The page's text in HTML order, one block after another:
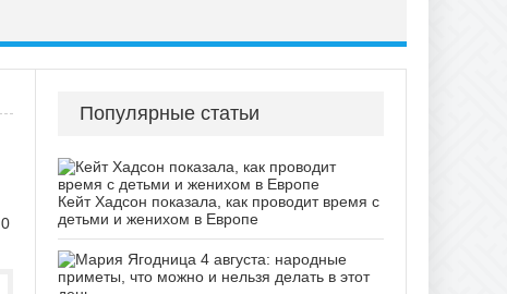
0
Популярные статьи
Кейт Хадсон показала, как проводит время с
детьми и женихом в Европе